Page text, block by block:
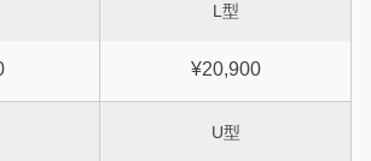
L型
¥20,900
U型